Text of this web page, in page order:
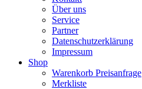
Über uns
Service
Partner
Datenschutzerklärung
Impressum
Shop
Warenkorb Preisanfrage
Merkliste